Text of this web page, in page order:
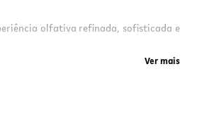
olfativa refinada, sofisticada e
Ver mais